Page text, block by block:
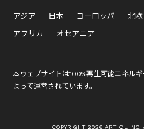
アジア 日本 ヨーロッパ 北欧
アフリカ
オセアニア
本ウェブサイトは100%再生可能エネルギ
よって運営されています。
COPYRIGHT 2026 ARTIQL INC.